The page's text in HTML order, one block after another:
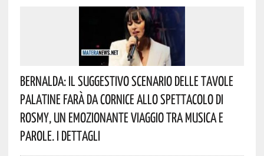
Bernalda: Il Suggestivo Scenario Delle Tavole
Palatine Farà Da Cornice Allo Spettacolo Di
Rosmy, Un Emozionante Viaggio Tra Musica E
Parole. I Dettagli